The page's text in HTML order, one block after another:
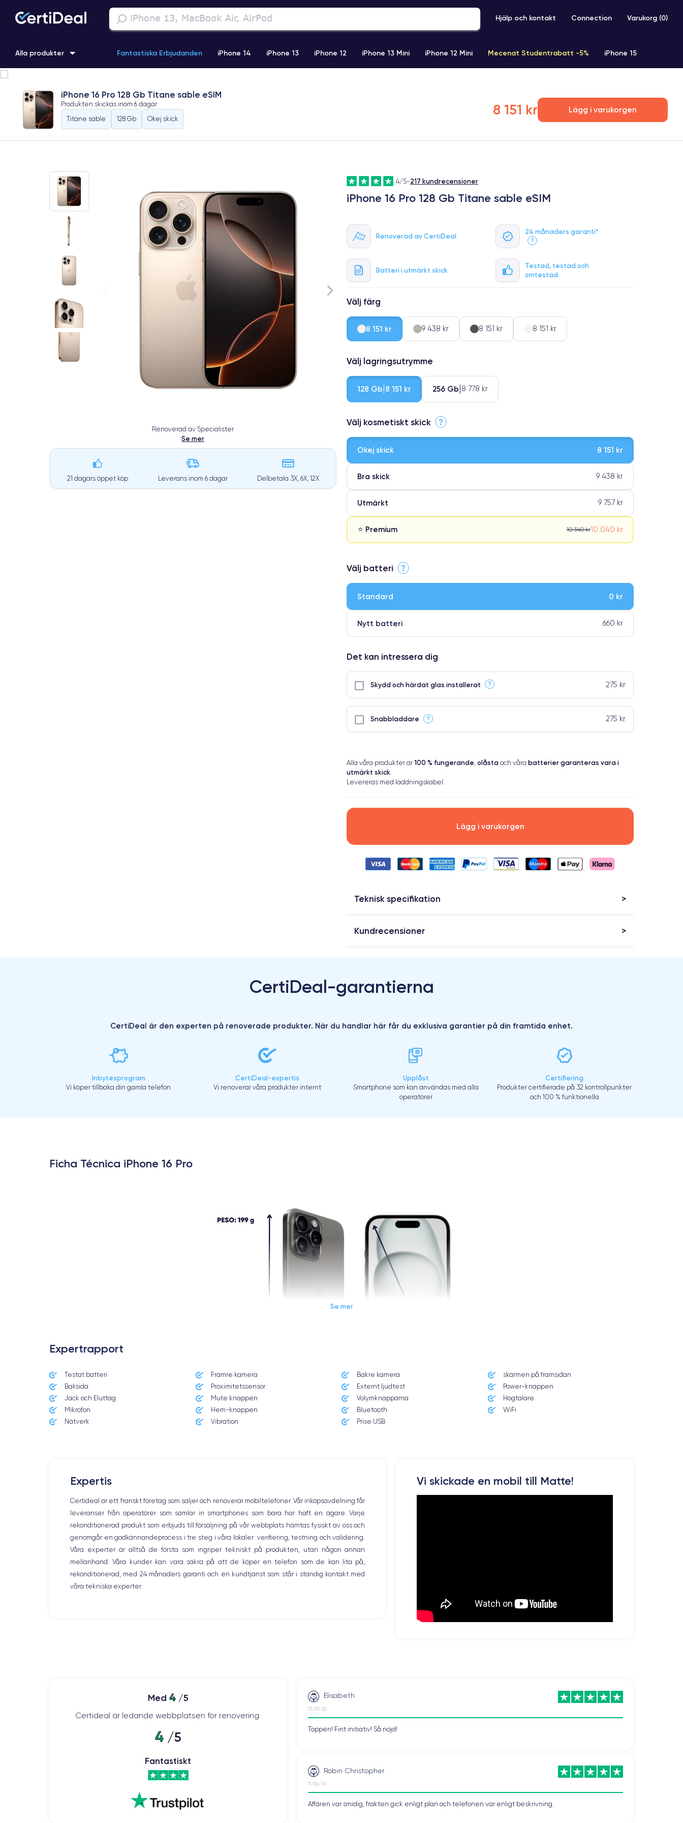
Hjälp och kontakt Connection Varukorg (0)
Alla produkter Fantastiska Erbjudanden iPhone 14 iPhone 13 iPhone 12 iPhone 13 Mini iPhone 12 Mini Mecenat Studentrabatt -5% iPhone 15
iPhone 11 Pro iPhone 15 Pro
iPhone 16 Pro 128 Gb Titane sable eSIM
Produkten skickas inom 6 dagar
Titane sable
128 Gb Okej skick
8 151 kr Lägg i varukorgen
Renoverad av Specialister
Se mer
21 dagars öppet köp Leverans inom 6 dagar Delbetala 3X, 6X, 12X
4/5-217 kundrecensioner
iPhone 16 Pro 128 Gb Titane sable eSIM
Renoverad av CertiDeal
24 månaders garanti*
?
Batteri i utmärkt skick
Testad, testad och
omtestad
Välj färg
8 151 kr 9 438 kr 8 151 kr 8 151 kr
Välj lagringsutrymme
128 Gb 8 151 kr 256 Gb 8 778 kr
Välj kosmetiskt skick ?
Okej skick 8 151 kr
Bra skick 9 438 kr
Utmärkt 9 757 kr
⭐ Premium 10 340 kr10 040 kr
⭐ Premium
Välj batteri ?
Standard 0 kr
Nytt batteri 660 kr
Det kan intressera dig
Skydd och härdat glas installerat ? 275 kr
Snabbladdare ? 275 kr
Alla våra produkter är 100 % fungerande, olåsta och våra batterier garanteras vara i
utmärkt skick.
Levereras med laddningskabel.
Lägg i varukorgen
Teknisk specifikation
Kundrecensioner
CertiDeal-garantierna
CertiDeal är den experten på renoverade produkter. När du handlar här får du exklusiva garantier på din framtida enhet.
Inbytesprogram
Vi köper tillbaka din gamla telefon
CertiDeal-expertis
Vi renoverar våra produkter internt
Upplåst
Smartphone som kan användas med alla
operatörer
Certifiering
Produkter certifierade på 32 kontrollpunkter
och 100 % funktionella
Ficha Técnica iPhone 16 Pro
Lanzamiento
Dimensiones
149.6×71.5×7.8.25 mm
Peso
199 g
Pantalla
OLED 6.3 pulgadas
RAM
8 GB
Memoria interna
4K - 120 fps
Desbloqueado
consulta la ficha técnica completa del iPhone 16 Pro
Se mer
Expertrapport
Testat batteri Främre kamera Bakre kamera
skärmen på framsidan
Baksida
Proximitetssensor Externt ljudtest
Power-knappen
Jack och Eluttag
Mute knappen Volymknapparna
Högtalare
Mikrofon
Hem-knappen Bluetooth
WiFi
Nätverk
Vibration Prise USB
Expertis
Certideal är ett franskt företag som säljer och renoverar mobiltelefoner. Vår inköpsavdelning får
leveranser från operatörer som samlar in smartphones som bara har haft en ägare. Varje
rekonditionerad produkt som erbjuds till försäljning på vår webbplats hämtas fysiskt av oss och
genomgår en godkännandeprocess i tre steg i våra lokaler: verifiering, testning och validering.
Våra experter är alltså de första som ingriper tekniskt på produkten, utan någon annan
mellanhand. Våra kunder kan vara säkra på att de köper en telefon som de kan lita på,
rekonditionerad, med 24 månaders garanti och en kundtjänst som står i ständig kontakt med
våra tekniska experter.
Vi skickade en mobil till Matte!
Med 4/5
Certideal är ledande webbplatsen för renovering.
4/5
Fantastiskt
Elisabeth
13/07/26
Toppen! Fint initiativ! Så nöjd!
Robin Christopher
11/06/26
Affären var smidig, frakten gick enligt plan och telefonen var enligt beskrivning.